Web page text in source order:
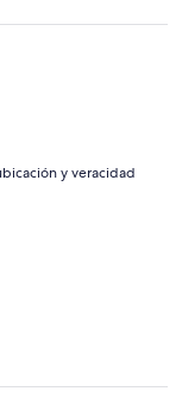
y veracidad